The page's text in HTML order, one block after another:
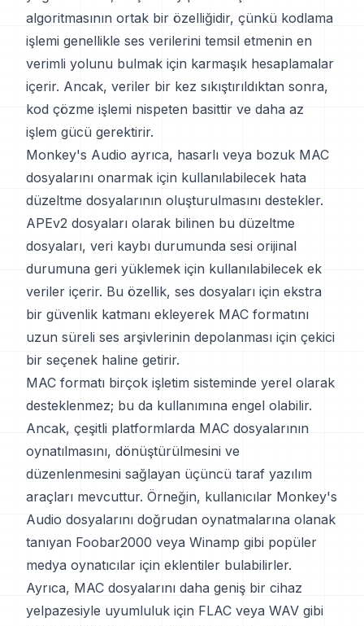
algoritmasının ortak bir özelliğidir, çünkü kodlama
işlemi genellikle ses verilerini temsil etmenin en
verimli yolunu bulmak için karmaşık hesaplamalar
içerir. Ancak, veriler bir kez sıkıştırıldıktan sonra,
kod çözme işlemi nispeten basittir ve daha az
işlem gücü gerektirir.
Monkey's Audio ayrıca, hasarlı veya bozuk MAC
dosyalarını onarmak için kullanılabilecek hata
düzeltme dosyalarının oluşturulmasını destekler.
APEv2 dosyaları olarak bilinen bu düzeltme
dosyaları, veri kaybı durumunda sesi orijinal
durumuna geri yüklemek için kullanılabilecek ek
veriler içerir. Bu özellik, ses dosyaları için ekstra
bir güvenlik katmanı ekleyerek MAC formatını
uzun süreli ses arşivlerinin depolanması için çekici
bir seçenek haline getirir.
MAC formatı birçok işletim sisteminde yerel olarak
desteklenmez; bu da kullanımına engel olabilir.
Ancak, çeşitli platformlarda MAC dosyalarının
oynatılmasını, dönüştürülmesini ve
düzenlenmesini sağlayan üçüncü taraf yazılım
araçları mevcuttur. Örneğin, kullanıcılar Monkey's
Audio dosyalarını doğrudan oynatmalarına olanak
tanıyan Foobar2000 veya Winamp gibi popüler
medya oynatıcılar için eklentiler bulabilirler.
Ayrıca, MAC dosyalarını daha geniş bir cihaz
yelpazesiyle uyumluluk için FLAC veya WAV gibi